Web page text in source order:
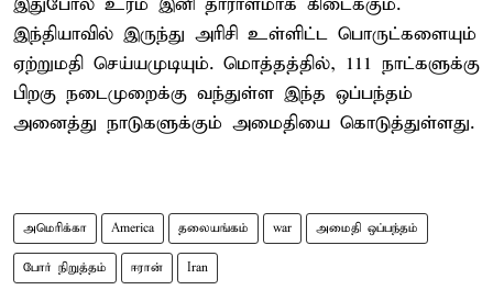
இந்தியாவில் இருந்து அரிசி உள்ளிட்ட பொருட்களையும்
ஏற்றுமதி செய்யமுடியும். மொத்தத்தில், 111 நாட்களுக்கு
பிறகு நடைமுறைக்கு வந்துள்ள இந்த ஒப்பந்தம்
அனைத்து நாடுகளுக்கும் அமைதியை கொடுத்துள்ளது.
அமெரிக்கா America தலையங்கம் war அமைதி ஒப்பந்தம்
போர் நிறுத்தம் ஈரான் Iran